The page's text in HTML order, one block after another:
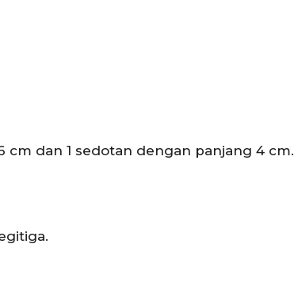
dan 1 sedotan dengan panjang 4 cm.